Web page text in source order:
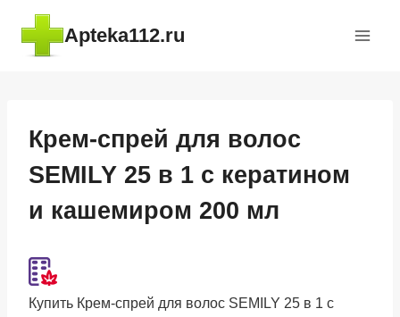
Перейти
содержимому
Apteka112.ru
Крем-спрей для волос
SEMILY 25 в 1 с кератином
и кашемиром 200 мл
Купить Крем-спрей для волос SEMILY 25 в 1 с